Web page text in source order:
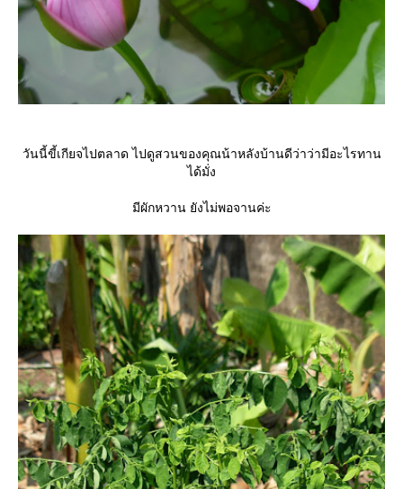
วันนี้ขี้เกียจไปตลาด ไปดูสวนของคุณน้าหลังบ้านดีว่าว่ามีอะไรทาน
ได้มั่ง
มีผักหวาน ยังไม่พอจานค่ะ